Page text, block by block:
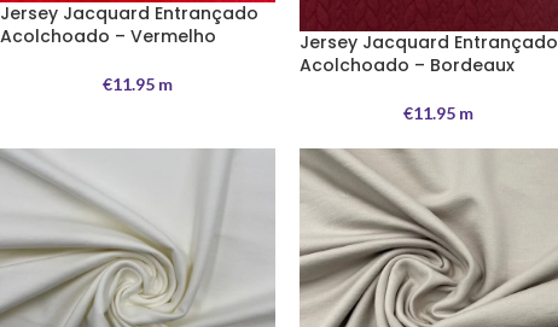
Jersey Jacquard Entrançado
Acolchoado – Vermelho
€11.95 m
Jersey Jacquard Entrançado
Acolchoado – Bordeaux
€11.95m